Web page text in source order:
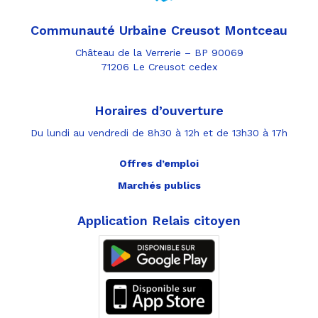
Communauté Urbaine Creusot Montceau
Château de la Verrerie – BP 90069
71206 Le Creusot cedex
Horaires d’ouverture
Du lundi au vendredi de 8h30 à 12h et de 13h30 à 17h
Offres d’emploi
Marchés publics
Application Relais citoyen